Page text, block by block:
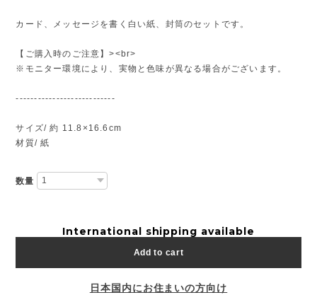
カード、メッセージを書く白い紙、封筒のセットです。
【ご購入時のご注意】><br>
※モニター環境により、実物と色味が異なる場合がございます。
---------------------------
サイズ/ 約 11.8×16.6cm
材質/ 紙
数量
International shipping available
Add to cart
日本国内にお住まいの方向け